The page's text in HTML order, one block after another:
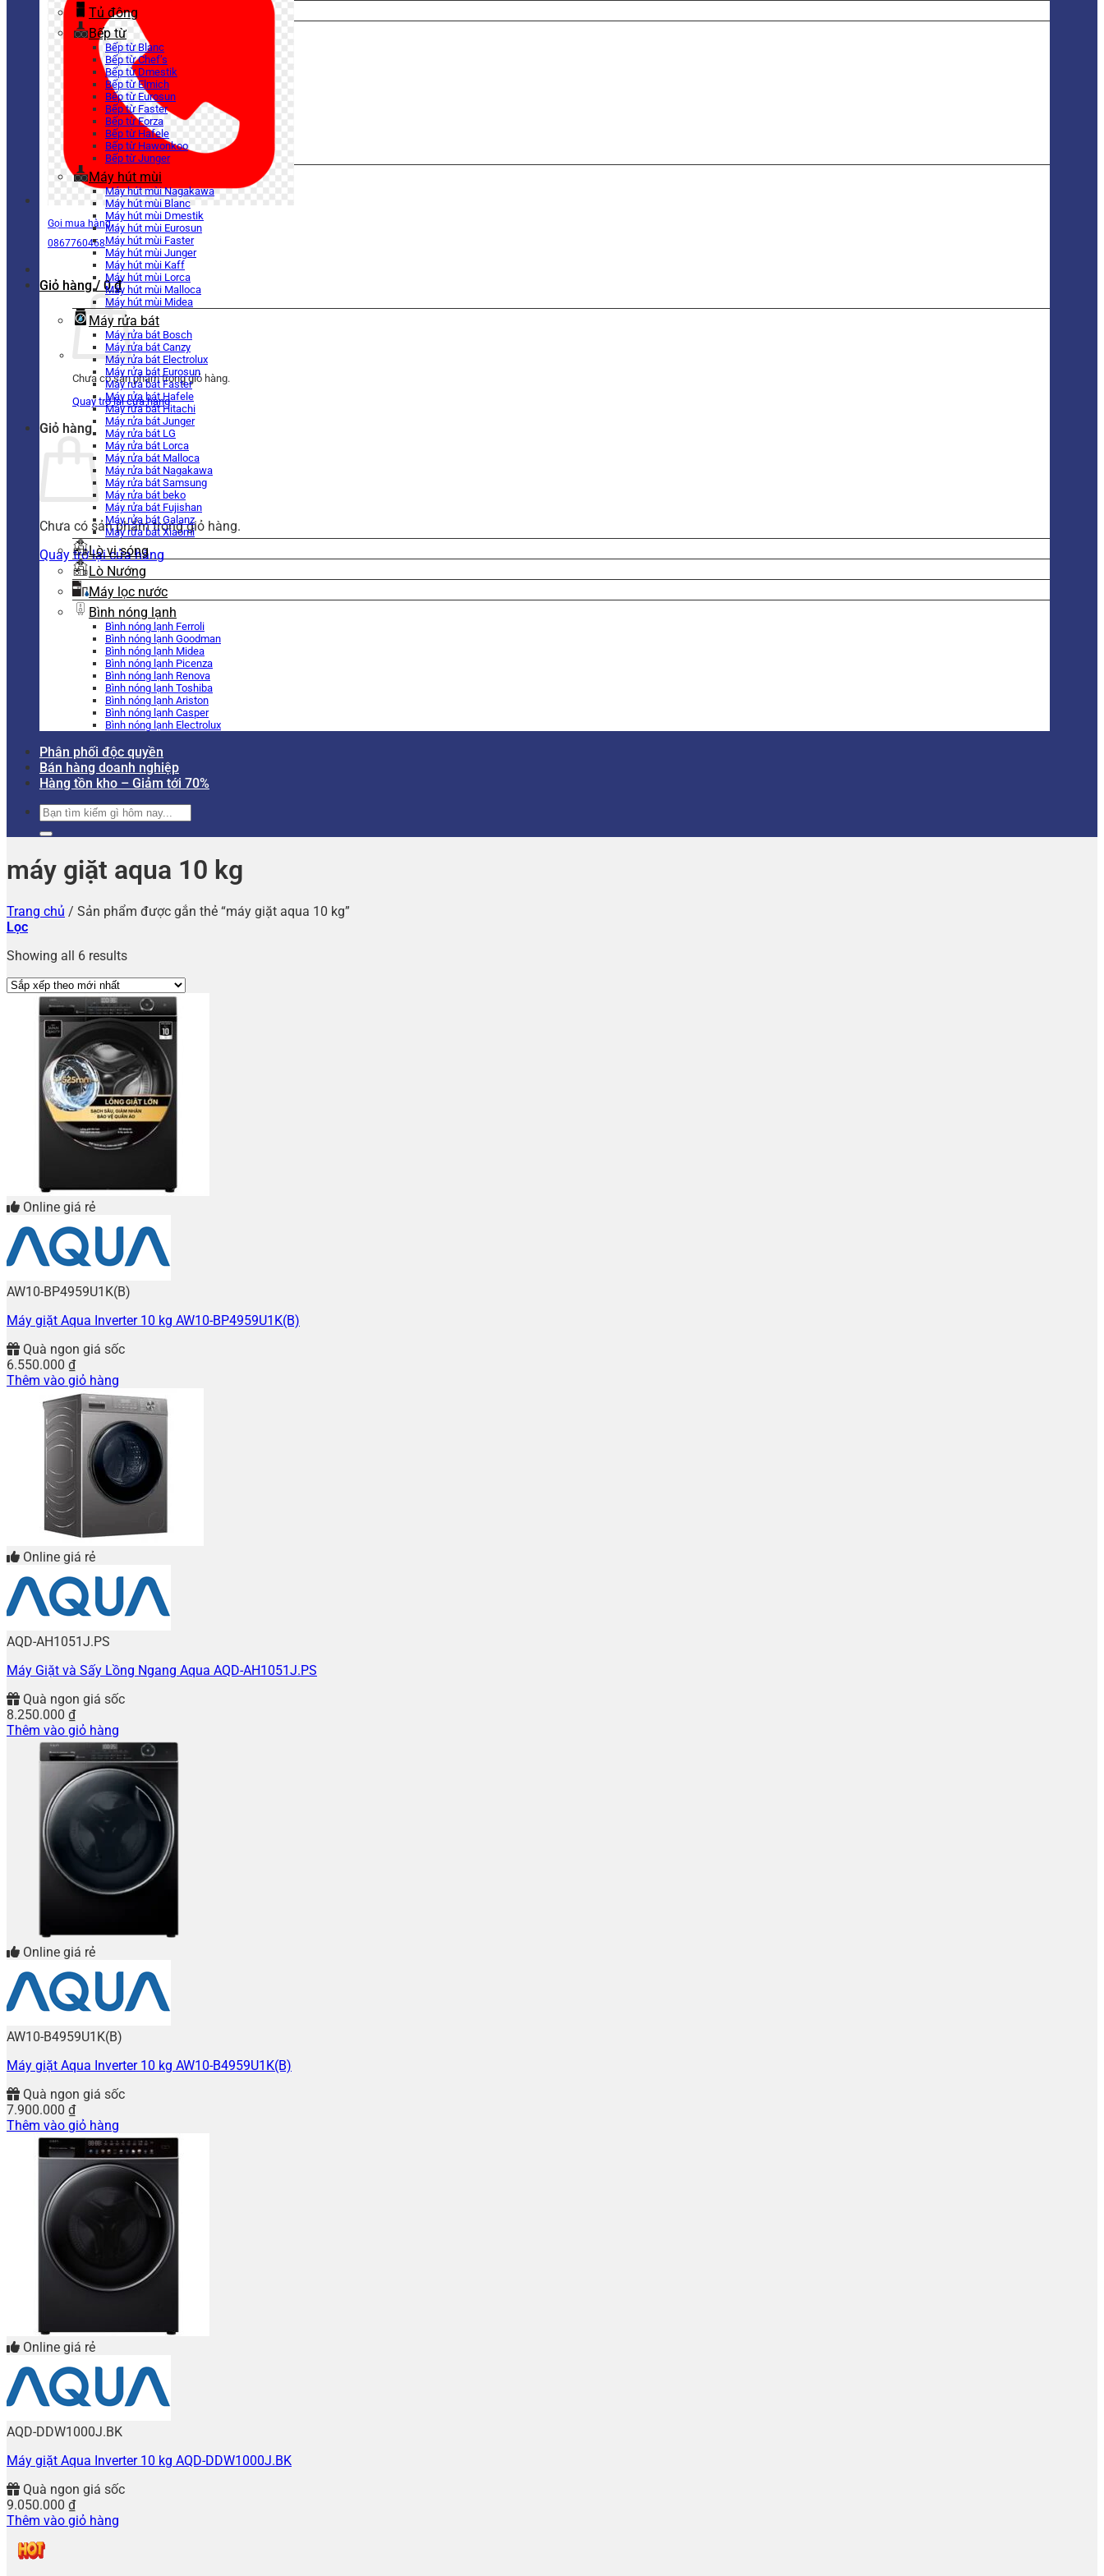
Gọi mua hàng
0867760468
Giỏ hàng / 0₫
Chưa có sản phẩm trong giỏ hàng.
Quay trở lại cửa hàng
Giỏ hàng
Chưa có sản phẩm trong giỏ hàng.
Quay trở lại cửa hàng
Tủ đông
Bếp từ
Bếp từ Blanc
Bếp từ Chef’s
Bếp từ Dmestik
Bếp từ Elmich
Bếp từ Eurosun
Bếp từ Faster
Bếp từ Forza
Bếp từ Hafele
Bếp từ Hawonkoo
Bếp từ Junger
Máy hút mùi
Máy hút mùi Nagakawa
Máy hút mùi Blanc
Máy hút mùi Dmestik
Máy hút mùi Eurosun
Máy hút mùi Faster
Máy hút mùi Junger
Máy hút mùi Kaff
Máy hút mùi Lorca
Máy hút mùi Malloca
Máy hút mùi Midea
Máy rửa bát
Máy rửa bát Bosch
Máy rửa bát Canzy
Máy rửa bát Electrolux
Máy rửa bát Eurosun
Máy rửa bát Faster
Máy rửa bát Hafele
Máy rửa bát Hitachi
Máy rửa bát Junger
Máy rửa bát LG
Máy rửa bát Lorca
Máy rửa bát Malloca
Máy rửa bát Nagakawa
Máy rửa bát Samsung
Máy rửa bát beko
Máy rửa bát Fujishan
Máy rửa bát Galanz
Máy rửa bát Xiaomi
Lò vi sóng
Lò Nướng
Máy lọc nước
Bình nóng lạnh
Bình nóng lạnh Ferroli
Bình nóng lạnh Goodman
Bình nóng lạnh Midea
Bình nóng lạnh Picenza
Bình nóng lạnh Renova
Bình nóng lạnh Toshiba
Bình nóng lạnh Ariston
Bình nóng lạnh Casper
Bình nóng lạnh Electrolux
Phân phối độc quyền
Bán hàng doanh nghiệp
Hàng tồn kho – Giảm tới 70%
Tìm
kiếm:
máy giặt aqua 10 kg
Trang chủ / Sản phẩm được gắn thẻ “máy giặt aqua 10 kg”
Lọc
Showing all 6 results
Online giá rẻ
AW10-BP4959U1K(B)
Máy giặt Aqua Inverter 10 kg AW10-BP4959U1K(B)
Quà ngon giá sốc
6.550.000 ₫
Thêm vào giỏ hàng
Online giá rẻ
AQD-AH1051J.PS
Máy Giặt và Sấy Lồng Ngang Aqua AQD-AH1051J.PS
Quà ngon giá sốc
8.250.000 ₫
Thêm vào giỏ hàng
Online giá rẻ
AW10-B4959U1K(B)
Máy giặt Aqua Inverter 10 kg AW10-B4959U1K(B)
Quà ngon giá sốc
7.900.000 ₫
Thêm vào giỏ hàng
Online giá rẻ
AQD-DDW1000J.BK
Máy giặt Aqua Inverter 10 kg AQD-DDW1000J.BK
Quà ngon giá sốc
9.050.000 ₫
Thêm vào giỏ hàng